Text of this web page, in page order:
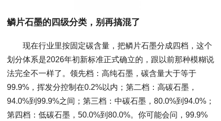
鳞片石墨的四级分类，别再搞混了
现在行业里按固定碳含量，把鳞片石墨分成四档，这个
划分体系是2026年初新标准正式确立的，跟以前那种模糊说
法完全不一样了。领先档：高纯石墨，碳含量大于等于
99.9%，挥发分控制在0.2%以内；第二档：高碳石墨，
94.0%到99.9%之间；第三档：中碳石墨，80.0%到94.0%；
第四档：低碳石墨，50.0%到80.0%。你可能会问，99.9%